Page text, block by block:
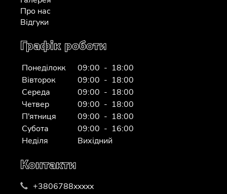
Про нас
Відгуки
Графік роботи
Понеділокк
09:00 - 18:00
Вівторок
09:00 - 18:00
Середа
09:00 - 18:00
Четвер
09:00 - 18:00
П'ятниця
09:00 - 18:00
Субота
09:00 - 16:00
Неділя
Вихідний
Контакти
+3806788xxxxx